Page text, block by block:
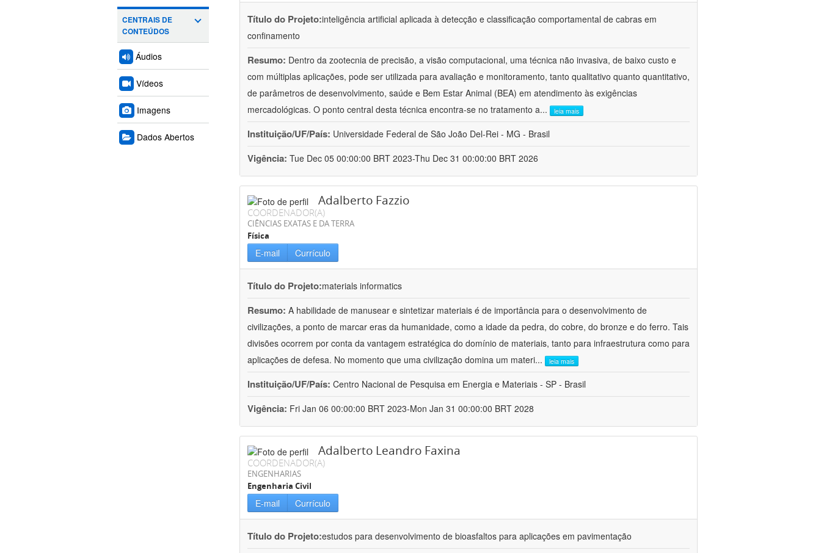
CENTRAIS DE
CONTEÚDOS
Áudios
Vídeos
Imagens
Dados Abertos
Título do Projeto:inteligência artificial aplicada à detecção e classificação comportamental de cabras em
confinamento
Resumo: Dentro da zootecnia de precisão, a visão computacional, uma técnica não invasiva, de baixo custo e
com múltiplas aplicações, pode ser utilizada para avaliação e monitoramento, tanto qualitativo quanto quantitativo,
de parâmetros de desenvolvimento, saúde e Bem Estar Animal (BEA) em atendimento às exigências
mercadológicas. O ponto central desta técnica encontra-se no tratamento a... leia mais
Instituição/UF/País: Universidade Federal de São João Del-Rei - MG - Brasil
Vigência: Tue Dec 05 00:00:00 BRT 2023-Thu Dec 31 00:00:00 BRT 2026
Adalberto Fazzio
COORDENADOR(A)
CIÊNCIAS EXATAS E DA TERRA
Física
E-mail Currículo
Título do Projeto:materials informatics
Resumo: A habilidade de manusear e sintetizar materiais é de importância para o desenvolvimento de
civilizações, a ponto de marcar eras da humanidade, como a idade da pedra, do cobre, do bronze e do ferro. Tais
divisões ocorrem por conta da vantagem estratégica do domínio de materiais, tanto para infraestrutura como para
aplicações de defesa. No momento que uma civilização domina um materi... leia mais
Instituição/UF/País: Centro Nacional de Pesquisa em Energia e Materiais - SP - Brasil
Vigência: Fri Jan 06 00:00:00 BRT 2023-Mon Jan 31 00:00:00 BRT 2028
Adalberto Leandro Faxina
COORDENADOR(A)
ENGENHARIAS
Engenharia Civil
E-mail Currículo
Título do Projeto:estudos para desenvolvimento de bioasfaltos para aplicações em pavimentação